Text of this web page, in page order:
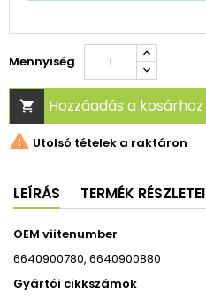
Mennyiség
 Hozzáadás a kosárhoz
 Utolsó tételek a raktáron
LEÍRÁS TERMÉK RÉSZLETEI
OEM viitenumber
6640900780, 6640900880
Gyártói cikkszámok